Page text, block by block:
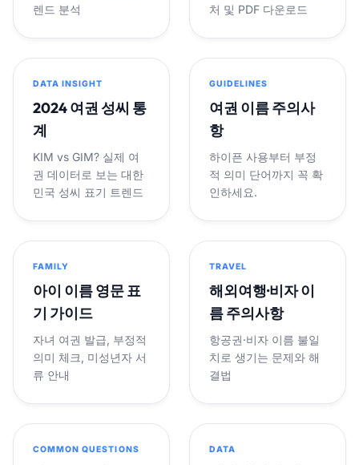
렌드 분석
처 및 PDF 다운로드
DATA INSIGHT
2024 여권 성씨 통
계
KIM vs GIM? 실제 여
권 데이터로 보는 대한
민국 성씨 표기 트렌드
GUIDELINES
여권 이름 주의사
항
하이픈 사용부터 부정
적 의미 단어까지 꼭 확
인하세요.
FAMILY
아이 이름 영문 표
기 가이드
자녀 여권 발급, 부정적
의미 체크, 미성년자 서
류 안내
TRAVEL
해외여행·비자 이
름 주의사항
항공권·비자 이름 불일
치로 생기는 문제와 해
결법
COMMON QUESTIONS DATA